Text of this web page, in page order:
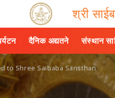
श्री
दैनिक अद्यतने संस्थान
to Shree Saibaba Sansthan